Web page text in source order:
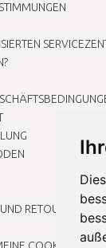
RETOUREN